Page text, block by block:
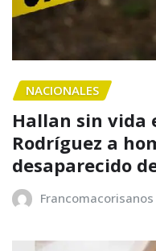
NACIONALES
Hallan sin vida
Rodríguez a
desaparecido
Francomacorisanos